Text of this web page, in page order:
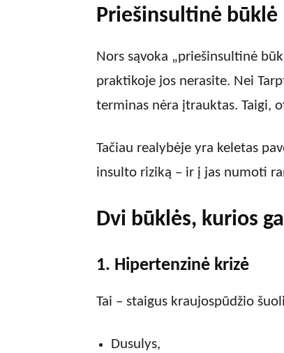
Priešinsultinė būklė
Nors sąvoka „priešinsultinė
praktikoje jos nerasite. Nei
terminas nėra įtrauktas. Taigi,
Tačiau realybėje yra keletas
insulto riziką – ir į jas numoti
Dvi būklės, kurios
1. Hipertenzinė krizė
Tai – staigus kraujospūdžio
Dusulys,